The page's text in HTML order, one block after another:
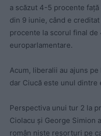
a scăzut 4-5 procente
din 9 iunie, când e
procente la scorul final de
europarlamentare.
Acum, liberalii au ajuns
dar Ciucă este unul dintre
Perspectiva unui tur 2 la
Ciolacu și George Simion
român niște resorturi pe